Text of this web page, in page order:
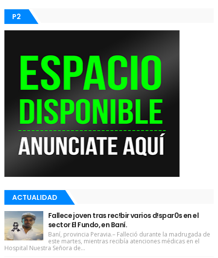
P2
ACTUALIDAD
Fallece joven tras rec!bir varios d!spar0s en el
sector El Fundo, en Baní.
Baní, provincia Peravia.– Falleció durante la madrugada de
este martes, mientras recibía atenciones médicas en el
Hospital Nuestra Señora de...